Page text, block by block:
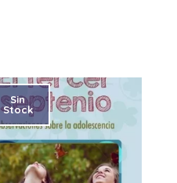
Sin
Stock